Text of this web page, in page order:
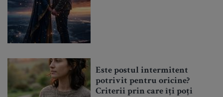
Este postul intermitent
potrivit pentru oricine?
Criterii prin care îți poți